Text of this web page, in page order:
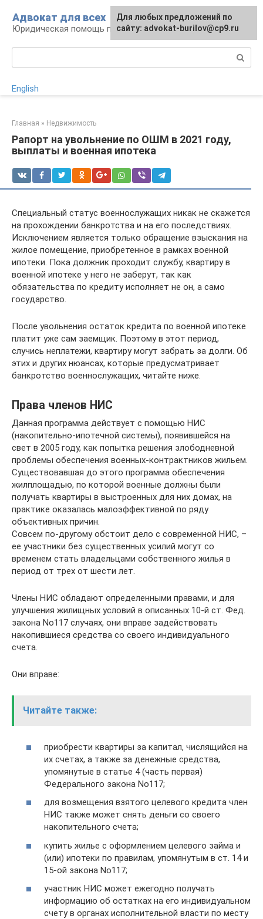
контенту
Адвокат для всех
Юридическая помощь по любому вопросу
English
Главная » Недвижимость
Рапорт на увольнение по ОШМ в 2021 году,
выплаты и военная ипотека
Специальный статус военнослужащих никак не скажется
на прохождении банкротства и на его последствиях.
Исключением является только обращение взыскания на
жилое помещение, приобретенное в рамках военной
ипотеки. Пока должник проходит службу, квартиру в
военной ипотеке у него не заберут, так как
обязательства по кредиту исполняет не он, а само
государство.
После увольнения остаток кредита по военной ипотеке
платит уже сам заемщик. Поэтому в этот период,
случись неплатежи, квартиру могут забрать за долги. Об
этих и других нюансах, которые предусматривает
банкротство военнослужащих, читайте ниже.
Права членов НИС
Данная программа действует с помощью НИС
(накопительно-ипотечной системы), появившейся на
свет в 2005 году, как попытка решения злободневной
проблемы обеспечения военных-контрактников жильем.
Существовавшая до этого программа обеспечения
жилплощадью, по которой военные должны были
получать квартиры в выстроенных для них домах, на
практике оказалась малоэффективной по ряду
объективных причин.
Совсем по-другому обстоит дело с современной НИС, –
ее участники без существенных усилий могут со
временем стать владельцами собственного жилья в
период от трех от шести лет.
Члены НИС обладают определенными правами, и для
улучшения жилищных условий в описанных 10-й ст. Фед.
закона No117 случаях, они вправе задействовать
накопившиеся средства со своего индивидуального
счета.
Они вправе:
Читайте также:
приобрести квартиры за капитал, числящийся на
их счетах, а также за денежные средства,
упомянутые в статье 4 (часть первая)
Федерального закона No117;
для возмещения взятого целевого кредита член
НИС также может снять деньги со своего
накопительного счета;
купить жилье с оформлением целевого займа и
(или) ипотеки по правилам, упомянутым в ст. 14 и
15-ой закона No117;
участник НИС может ежегодно получать
информацию об остатках на его индивидуальном
счету в органах исполнительной власти по месту
Для любых предложений по
сайту: advokat-burilov@cp9.ru